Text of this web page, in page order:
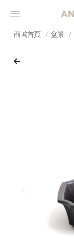
商城首頁 盆景